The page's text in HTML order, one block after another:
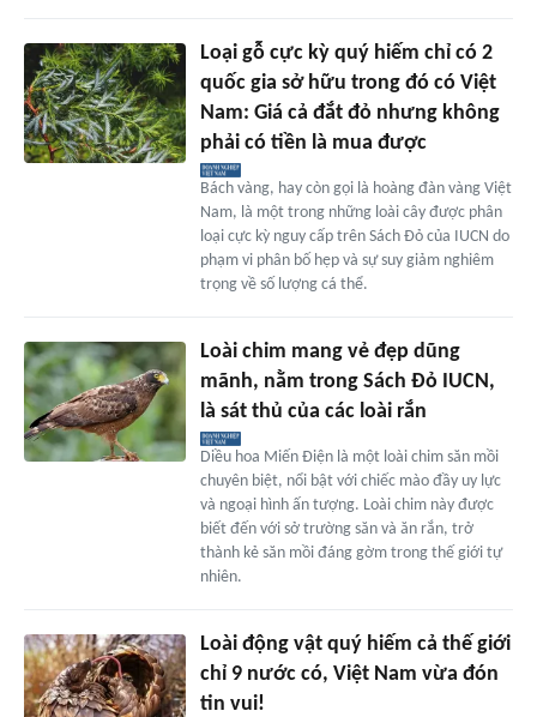
Loại gỗ cực kỳ quý hiếm chỉ có 2
quốc gia sở hữu trong đó có Việt
Nam: Giá cả đắt đỏ nhưng không
phải có tiền là mua được
Bách vàng, hay còn gọi là hoàng đàn vàng Việt
Nam, là một trong những loài cây được phân
loại cực kỳ nguy cấp trên Sách Đỏ của IUCN do
phạm vi phân bố hẹp và sự suy giảm nghiêm
trọng về số lượng cá thể.
Loài chim mang vẻ đẹp dũng
mãnh, nằm trong Sách Đỏ IUCN,
là sát thủ của các loài rắn
Diều hoa Miến Điện là một loài chim săn mồi
chuyên biệt, nổi bật với chiếc mào đầy uy lực
và ngoại hình ấn tượng. Loài chim này được
biết đến với sở trường săn và ăn rắn, trở
thành kẻ săn mồi đáng gờm trong thế giới tự
nhiên.
Loài động vật quý hiếm cả thế giới
chỉ 9 nước có, Việt Nam vừa đón
tin vui!